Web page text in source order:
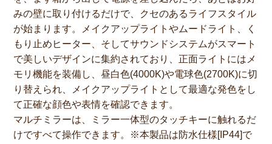
みの壁に取り付けるだけで、クセのあるライフスタイル
が始まります。メイクアップライトやムードライト、く
もり止めヒーター、そしてサウンドシステムがスマート
で美しいデザインに集約されており、正面ライトにはメ
モリ機能を装備し、昼白色(4000K)や電球色(2700K)に切
り替えられ、メイクアップライトとして最適な発色をし
て正確な顔色や表情を確認できます。
マルチミラーは、ミラー一体型のタッチキーに触れるだ
けですべて操作できます。※本製品は防水仕様[IP44]で